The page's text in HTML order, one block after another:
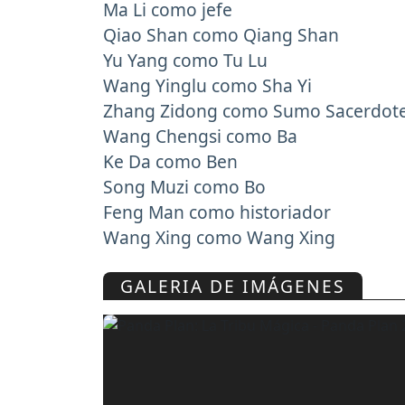
Ma Li como jefe
Qiao Shan como Qiang Shan
Yu Yang como Tu Lu
Wang Yinglu como Sha Yi
Zhang Zidong como Sumo
Wang Chengsi como Ba
Ke Da como Ben
Song Muzi como Bo
Feng Man como historiador
Wang Xing como Wang Xing
GALERIA DE IMÁGENES